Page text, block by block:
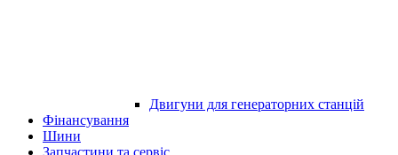
Двигуни для генераторних станцій
Фінансування
Шини
Запчастини та сервіс